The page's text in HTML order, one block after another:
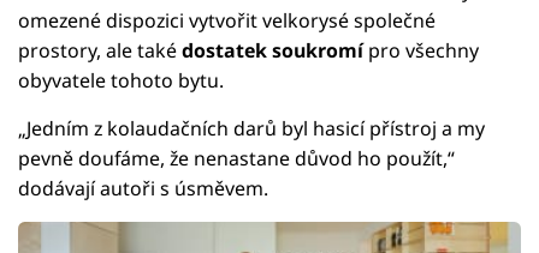
omezené dispozici vytvořit velkorysé společné
prostory, ale takédostatek soukromípro všechny
obyvatele tohoto bytu.
„Jedním z kolaudačních darů byl hasicí přístroj a my
pevně doufáme, že nenastane důvod ho použít,“
dodávají autoři s úsměvem.